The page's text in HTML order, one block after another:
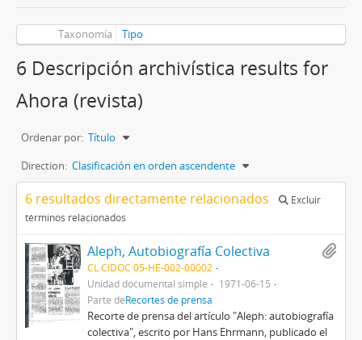
Taxonomía Tipo
6 Descripción archivística results for
Ahora (revista)
Ordenar por: Título
Direction: Clasificación en orden ascendente
6 resultados directamente relacionados
Excluir
términos relacionados
Aleph, Autobiografía Colectiva
CL CIDOC 05-HE-002-00002
Unidad documental simple
1971-06-15
Parte deRecortes de prensa
Recorte de prensa del artículo "Aleph: autobiografía
colectiva", escrito por Hans Ehrmann, publicado el